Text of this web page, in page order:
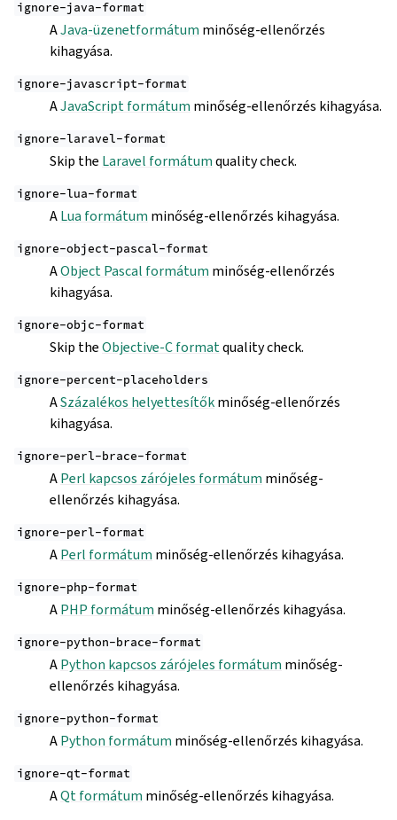
ignore-java-format
AJava-üzenetformátum minőség-ellenőrzés
kihagyása.
ignore-javascript-format
AJavaScript formátum minőség-ellenőrzés kihagyása.
ignore-laravel-format
Skip the Laravel formátumquality check.
ignore-lua-format
ALua formátum minőség-ellenőrzés kihagyása.
ignore-object-pascal-format
AObject Pascal formátum minőség-ellenőrzés
kihagyása.
ignore-objc-format
Skip theObjective-C formatquality check.
ignore-percent-placeholders
ASzázalékos helyettesítőkminőség-ellenőrzés
kihagyása.
ignore-perl-brace-format
APerl kapcsos zárójeles formátum minőség-
ellenőrzés kihagyása.
ignore-perl-format
APerl formátum minőség-ellenőrzés kihagyása.
ignore-php-format
APHP formátum minőség-ellenőrzés kihagyása.
ignore-python-brace-format
APython kapcsos zárójeles formátum minőség-
ellenőrzés kihagyása.
ignore-python-format
APython formátum minőség-ellenőrzés kihagyása.
ignore-qt-format
AQt formátum minőség-ellenőrzés kihagyása.